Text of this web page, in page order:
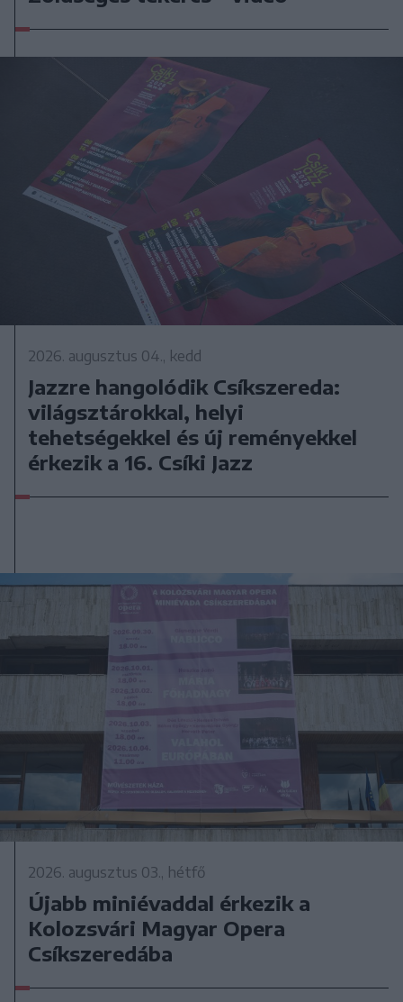
2026. augusztus 04., kedd
Jazzre hangolódik Csíkszereda:
világsztárokkal, helyi
tehetségekkel és új reményekkel
érkezik a 16. Csíki Jazz
2026. augusztus 03., hétfő
Újabb miniévaddal érkezik a
Kolozsvári Magyar Opera
Csíkszeredába